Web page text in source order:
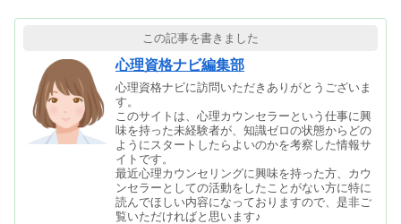
この記事を書きました
心理資格ナビ編集部
心理資格ナビに訪問いただきありがとうございま
す。
このサイトは、心理カウンセラーという仕事に興
味を持った未経験者が、知識ゼロの状態からどの
ようにスタートしたらよいのかを考察した情報サ
イトです。
最近心理カウンセリングに興味を持った方、カウ
ンセラーとしての活動をしたことがない方に特に
読んでほしい内容になっておりますので、是非ご
覧いただければと思います♪